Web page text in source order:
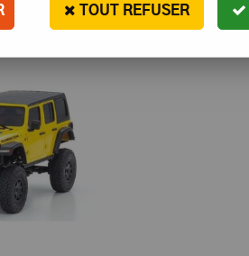
TOUT REFUSER